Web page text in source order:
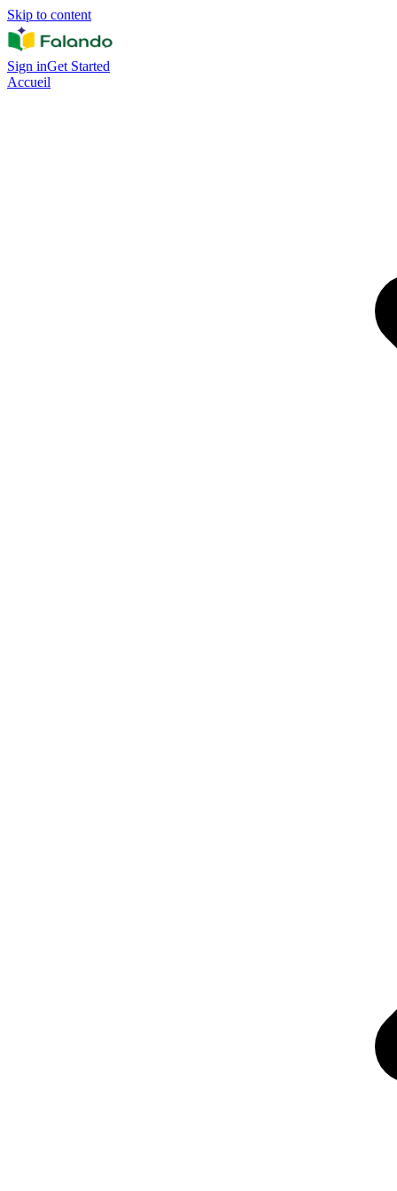
Skip to content
Sign inGet Started
Accueil